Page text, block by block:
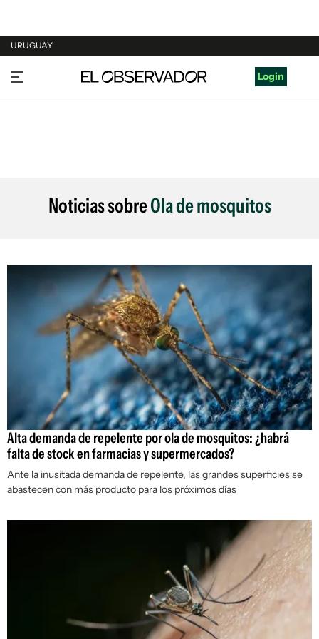
URUGUAY
URUGUAY
ARGENTINA
Login
Noticias sobreOla de mosquitos
Alta demanda de repelente por ola de mosquitos: ¿habrá
falta de stock en farmacias y supermercados?
Ante la inusitada demanda de repelente, las grandes superficies se
abastecen con más producto para los próximos días